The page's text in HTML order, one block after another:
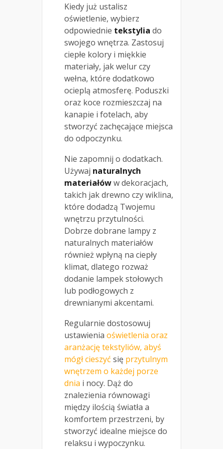
Kiedy już ustalisz
oświetlenie, wybierz
odpowiednie tekstylia do
swojego wnętrza. Zastosuj
ciepłe kolory i miękkie
materiały, jak welur czy
wełna, które dodatkowo
ocieplą atmosferę. Poduszki
oraz koce rozmieszczaj na
kanapie i fotelach, aby
stworzyć zachęcające miejsca
do odpoczynku.
Nie zapomnij o dodatkach.
Używaj naturalnych
materiałóww dekoracjach,
takich jak drewno czy wiklina,
które dodadzą Twojemu
wnętrzu przytulności.
Dobrze dobrane lampy z
naturalnych materiałów
również wpłyną na ciepły
klimat, dlatego rozważ
dodanie lampek stołowych
lub podłogowych z
drewnianymi akcentami.
Regularnie dostosowuj
ustawienia oświetlenia oraz
aranżację tekstyliów, abyś
mógł cieszyć się przytulnym
wnętrzem o każdej porze
dnia i nocy. Dąż do
znalezienia równowagi
między ilością światła a
komfortem przestrzeni, by
stworzyć idealne miejsce do
relaksu i wypoczynku.